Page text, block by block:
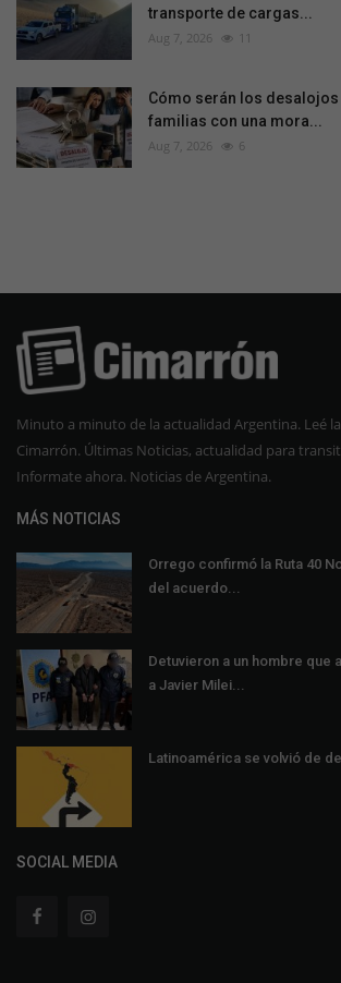
transporte de cargas...
Aug 7, 2026 11
Cómo serán los
familias con una mora...
Aug 7, 2026 6
Minuto a minuto de la actualidad Argentina. Leé
Cimarrón. Últimas Noticias, actualidad para
Informate ahora. Noticias de Argentina.
MÁS NOTICIAS
Orrego confirmó la Ruta 40
del acuerdo...
Detuvieron a un hombre que
a Javier Milei...
Latinoamérica se volvió de
SOCIAL MEDIA